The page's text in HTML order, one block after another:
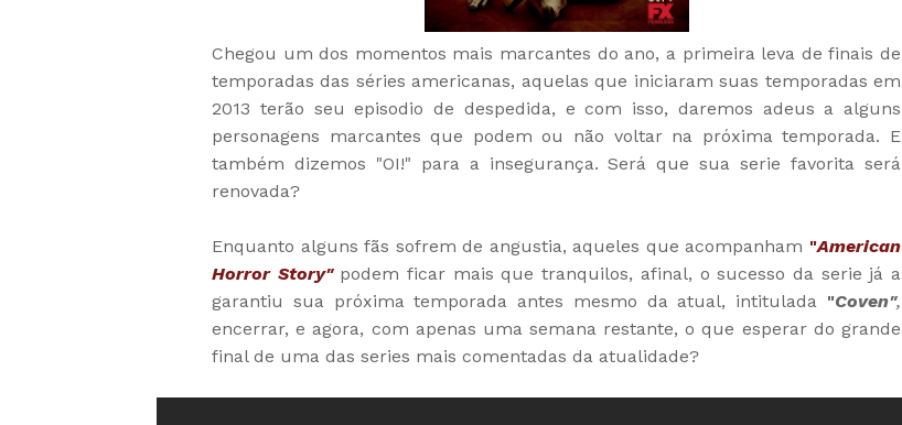
Chegou um dos momentos mais marcantes do ano, a primeira leva de finais de
temporadas das séries americanas, aquelas que iniciaram suas temporadas em
2013 terão seu episodio de despedida, e com isso, daremos adeus a alguns
personagens marcantes que podem ou não voltar na próxima temporada. E
também dizemos "OI!" para a insegurança. Será que sua serie favorita será
renovada?
Enquanto alguns fãs sofrem de angustia, aqueles que acompanham "American
Horror Story" podem ficar mais que tranquilos, afinal, o sucesso da serie já a
garantiu sua próxima temporada antes mesmo da atual, intitulada "Coven",
encerrar, e agora, com apenas uma semana restante, o que esperar do grande
final de uma das series mais comentadas da atualidade?